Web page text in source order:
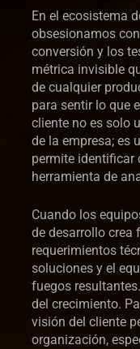
En el ecosistema
obsesionamos
conversión y los
métrica invisible
de cualquier
para sentir lo que
cliente no es solo
de la empresa; es
permite identificar
herramienta de
Cuando los
de desarrollo crea
requerimientos
soluciones y el
fuegos
del crecimiento.
visión del cliente
organización,